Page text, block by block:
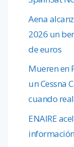
Aena
2026 un
de euros
Mueren en
un Cessna
cuando
ENAIRE